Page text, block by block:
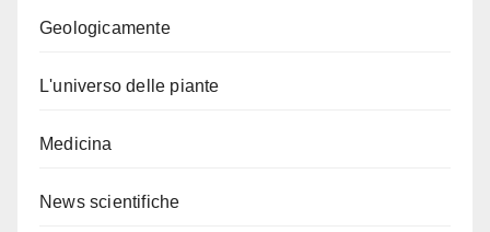
Geologicamente
L'universo delle piante
Medicina
News scientifiche